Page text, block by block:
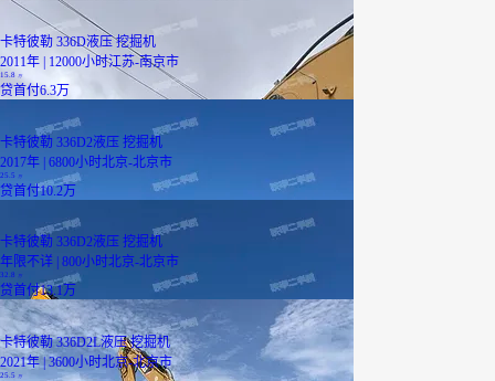
卡特彼勒 336D液压 挖掘机
2011年 | 12000小时江苏-南京市
15.8 万
贷首付6.3万
卡特彼勒 336D2液压 挖掘机
2017年 | 6800小时北京-北京市
25.5
贷首付10.2万
卡特彼勒 336D2液压 挖掘机
年限不详 | 800小时北京-北京市
32.8 万
贷首付13.1万
卡特彼勒 336D2L液压 挖掘机
2021年 | 3600小时北京-北京市
25.5